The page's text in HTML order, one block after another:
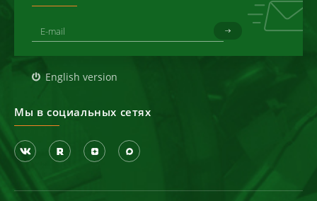
English version
Мы в социальных сетях